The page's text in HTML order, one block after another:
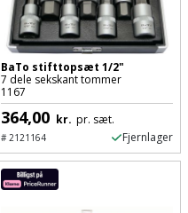
BaTo stifttopsæt 1/2"
7 dele sekskant tommer
1167
364,00 kr. pr. sæt.
#2121164 Fjernlager